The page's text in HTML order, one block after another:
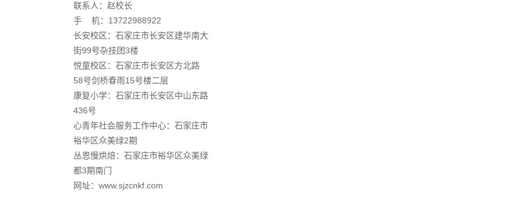
联系人：赵校长
手 机：13722988922
长安校区：石家庄市长安区建华南大
街99号杂技团3楼
悦童校区：石家庄市长安区方北路
58号剑桥春雨15号楼二层
康复小学：石家庄市长安区中山东路
436号
心青年社会服务工作中心：石家庄市
裕华区众美绿2期
丛恩慢烘焙：石家庄市裕华区众美绿
都3期南门
网址：www.sjzcnkf.com